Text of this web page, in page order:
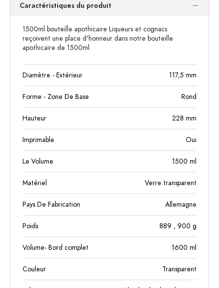
Caractéristiques du produit
1500ml bouteille apothicaire Liqueurs et cognacs
reçoivent une place d'honneur dans notre bouteille
apothicaire de 1500ml.
Diamètre - Extérieur 117,5 mm
Forme - Zone De Base Rond
Hauteur 228 mm
Imprimable Oui
Le Volume 1500 ml
Matériel Verre transparent
Pays De Fabrication Allemagne
Poids 889 , 900 g
Volume- Bord complet 1600 ml
Couleur Transparent